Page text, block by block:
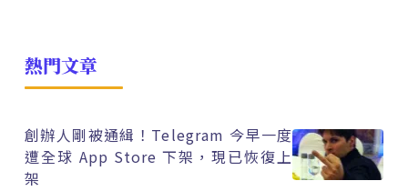
熱門文章
創辦人剛被通緝！Telegram 今早一度
遭全球 App Store 下架，現已恢復上
架